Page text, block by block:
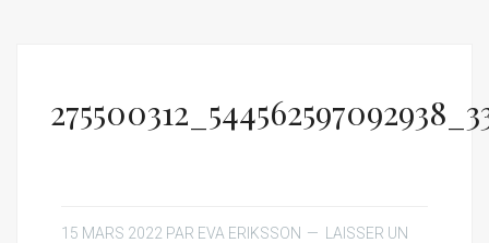
15 MARS 2022 PAR EVA ERIKSSON
LAISSER UN